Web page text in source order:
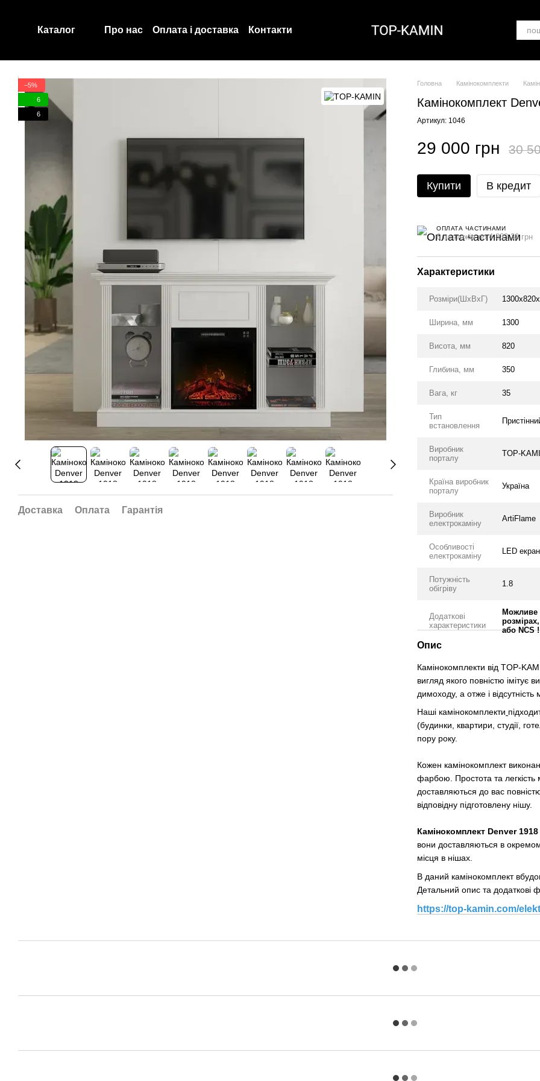
Каталог Про нас Оплата і доставка
Контакти
−5%
6
6
Доставка Оплата Гарантія
Головна Камінокомплекти
Камінокомплект
Артикул: 1046
29 000 грн 30
Купити В кредит
ОПЛАТА ЧАСТИНАМИ
6 платежів по 4 833.33 грн
Характеристики
Розміри(ШхВхГ)
Ширина, мм 1300
Висота, мм 820
Глибина, мм 350
Вага, кг 35
Тип
встановлення
Виробник
порталу
TOP-
Країна виробник
порталу
Україна
Виробник
електрокаміну
ArtiFlame
Особливості
електрокаміну
LED
Потужність
обігріву
1.8
Додаткові
характеристики
Можливе
або NCS
Опис
Камінокомплекти від TOP-
вигляд якого повністю імітує
димоходу, а отже і
Наші камінокомплекти
(будинки, квартири, студії,
пору року.
Кожен камінокомплект
фарбою. Простота та
доставляються до вас
відповідну підготовлену нішу.
Камінокомплект Denver 1918
вони доставляються в
місця в нішах.
В даний камінокомплект
Детальний опис та додаткові
https://top-kamin.com/